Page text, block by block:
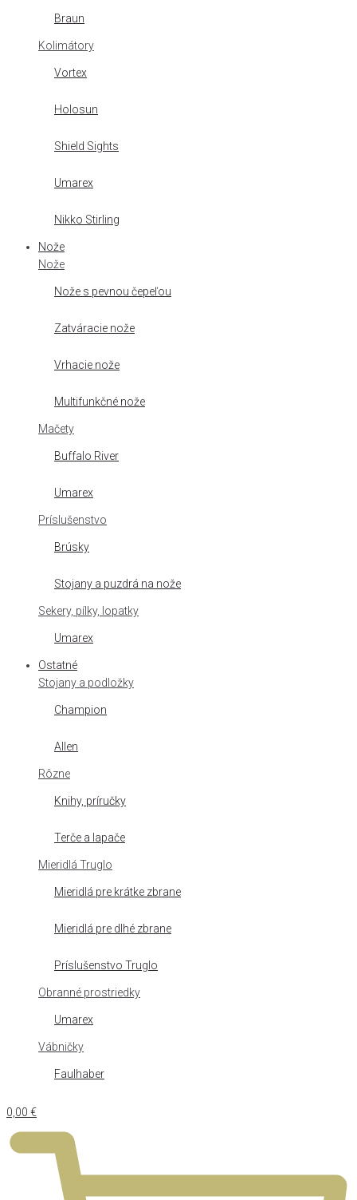
Braun
Kolimátory
Vortex
Holosun
Shield Sights
Umarex
Nikko Stirling
Nože
Nože
Nože s pevnou čepeľou
Zatváracie nože
Vrhacie nože
Multifunkčné nože
Mačety
Buffalo River
Umarex
Príslušenstvo
Brúsky
Stojany a puzdrá na nože
Sekery, pílky, lopatky
Umarex
Ostatné
Stojany a podložky
Champion
Allen
Rôzne
Knihy, príručky
Terče a lapače
Mieridlá Truglo
Mieridlá pre krátke zbrane
Mieridlá pre dlhé zbrane
Príslušenstvo Truglo
Obranné prostriedky
Umarex
Vábničky
Faulhaber
0,00 €